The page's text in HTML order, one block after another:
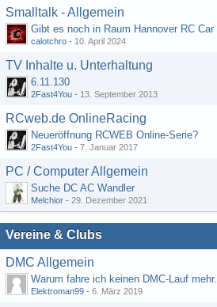
Smalltalk - Allgemein
calotchro - 10. April 2024
TV Inhalte u. Unterhaltung
6.11.130
2Fast4You - 13. September 2013
RCweb.de OnlineRacing
Neueröffnung RCWEB Online-Serie?
2Fast4You - 7. Januar 2017
PC / Computer Allgemein
Suche DC AC Wandler
Melchior - 29. Dezember 2021
Vereine & Clubs
DMC Allgemein
Warum fahre ich keinen DMC-Lauf mehr.
Elektroman99 - 6. März 2019